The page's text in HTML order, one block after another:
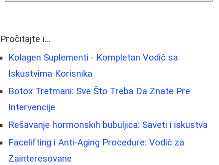
Pročitajte i...
Kolagen Suplementi - Kompletan Vodič sa
Iskustvima Korisnika
Botox Tretmani: Sve Što Treba Da Znate Pre
Intervencije
Rešavanje hormonskih bubuljica: Saveti i iskustva
Facelifting i Anti-Aging Procedure: Vodič za
Zainteresovane